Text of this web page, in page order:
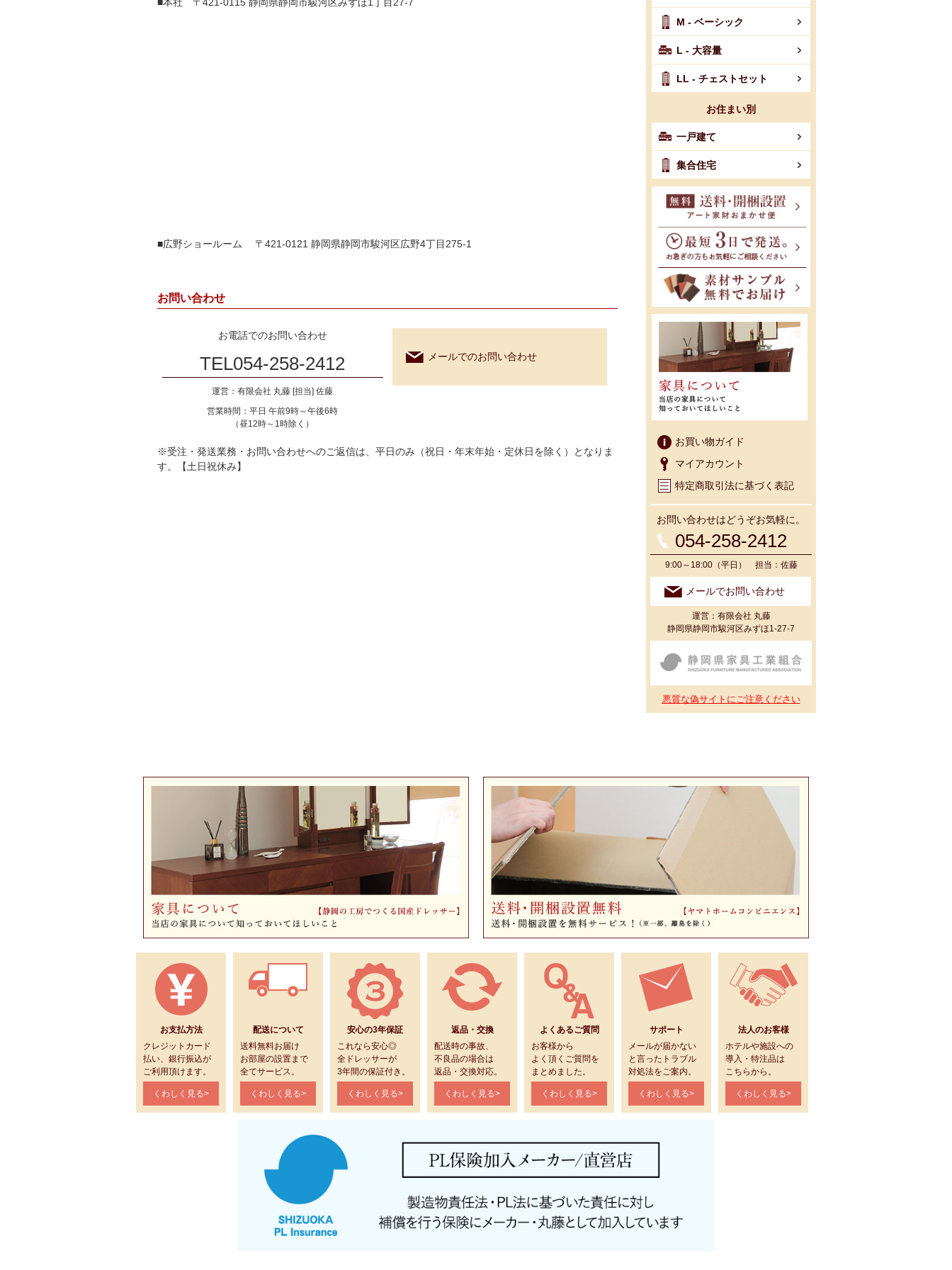
■本社 〒421-0115 静岡県静岡市駿河区みずほ1丁目27-7
■広野ショールーム 〒421-0121 静岡県静岡市駿河区広野4丁目275-1
お問い合わせ
お電話でのお問い合わせ
TEL054-258-2412
運営：有限会社 丸藤 [担当] 佐藤
営業時間：平日 午前9時～午後6時
（昼12時～1時除く）
メールでのお問い合わせ
※受注・発送業務・お問い合わせへのご返信は、平日のみ（祝日・年末年始・定休日を除く）となりま
す。【土日祝休み】
M - ベーシック
L - 大容量
LL - チェストセット
お住まい別
一戸建て
集合住宅
お買い物ガイド
マイアカウント
特定商取引法に基づく表記
お問い合わせはどうぞお気軽に。
054-258-2412
9:00～18:00（平日） 担当：佐藤
メールでお問い合わせ
運営：有限会社 丸藤
静岡県静岡市駿河区みずほ1-27-7
悪質な偽サイトにご注意ください
お支払方法
クレジットカード
払い、銀行振込が
ご利用頂けます。
くわしく見る>
配送について
送料無料お届け
お部屋の設置まで
全てサービス。
くわしく見る>
安心の3年保証
これなら安心◎
全ドレッサーが
3年間の保証付き。
くわしく見る>
返品・交換
配送時の事故、
不良品の場合は
返品・交換対応。
くわしく見る>
よくあるご質問
お客様から
よく頂くご質問を
まとめました。
くわしく見る>
サポート
メールが届かない
と言ったトラブル
対処法をご案内。
くわしく見る>
法人のお客様
ホテルや施設への
導入・特注品は
こちらから。
くわしく見る>